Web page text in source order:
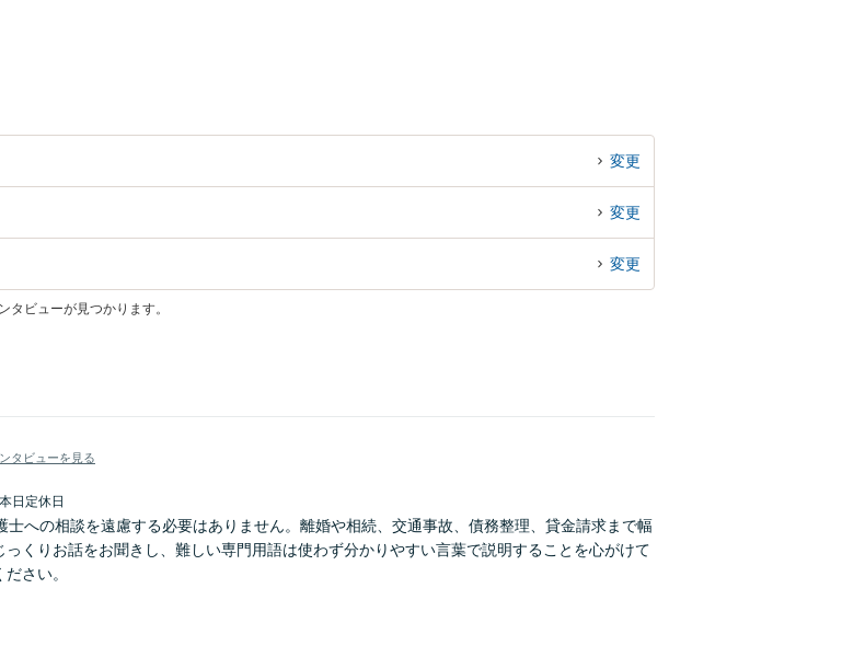
変更
変更
変更
タビューが見つかります。
タビューを見る
日定休日
士への相談を遠慮する必要はありません。離婚や相続、交通事故、債務整理、貸金請求まで幅
っくりお話をお聞きし、難しい専門用語は使わず分かりやすい言葉で説明することを心がけて
さい。